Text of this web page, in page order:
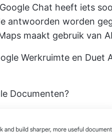
Chat heeft iets
antwoorden worden
maakt gebruik van
Werkruimte en Duet
Documenten?